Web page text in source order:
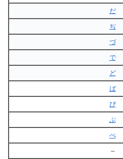
だ
ぢ
づ
で
ど
ば
び
ぶ
べ
–